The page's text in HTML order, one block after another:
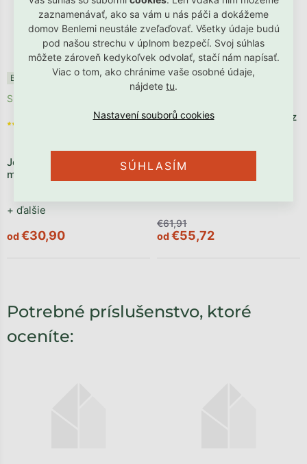
zaznamenávať, ako sa vám u nás páči a dokážeme
domov Benlemi neustále zveľaďovať. Všetky údaje budú
pod našou strechu v úplnom bezpečí. Svoj súhlas
môžete zároveň kedykoľvek odvolať, stačí nám napísať.
Viac o tom, ako chránime vaše osobné údaje,
nájdete tu.
SÚHLASÍM
Benlemi®
Jednolôžkové prestieradlo z
mikroplyšu
+ ďalšie
Priemerné hodnotenie
Skladom
od€30,90
Akcia Jedine v Benlemi
Jednolôžkové prestieradlo z
+ ďalšie
€61,91
od€55,72
Potrebné príslušenstvo, ktoré
oceníte: